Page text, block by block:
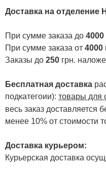
Доставка на отделение
При сумме заказа до 4000
При сумме заказа от 4000
Заказы до 250 грн.
Бесплатная доставка
подкатегоии): товары для
весь заказ доставляется
менее 10% от стоимости
Доставка курьером:
Курьерская доставка